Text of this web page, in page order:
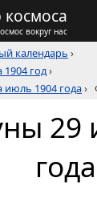
вокруг нас
календарь ›
год›
1904 года›
29
года